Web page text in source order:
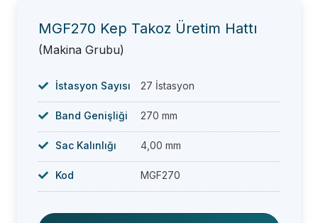
MGF270 Kep Takoz Üretim Hattı
(Makina Grubu)
İstasyon Sayısı 27 İstasyon
Band Genişliği 270 mm
Sac Kalınlığı 4,00 mm
Kod MGF270